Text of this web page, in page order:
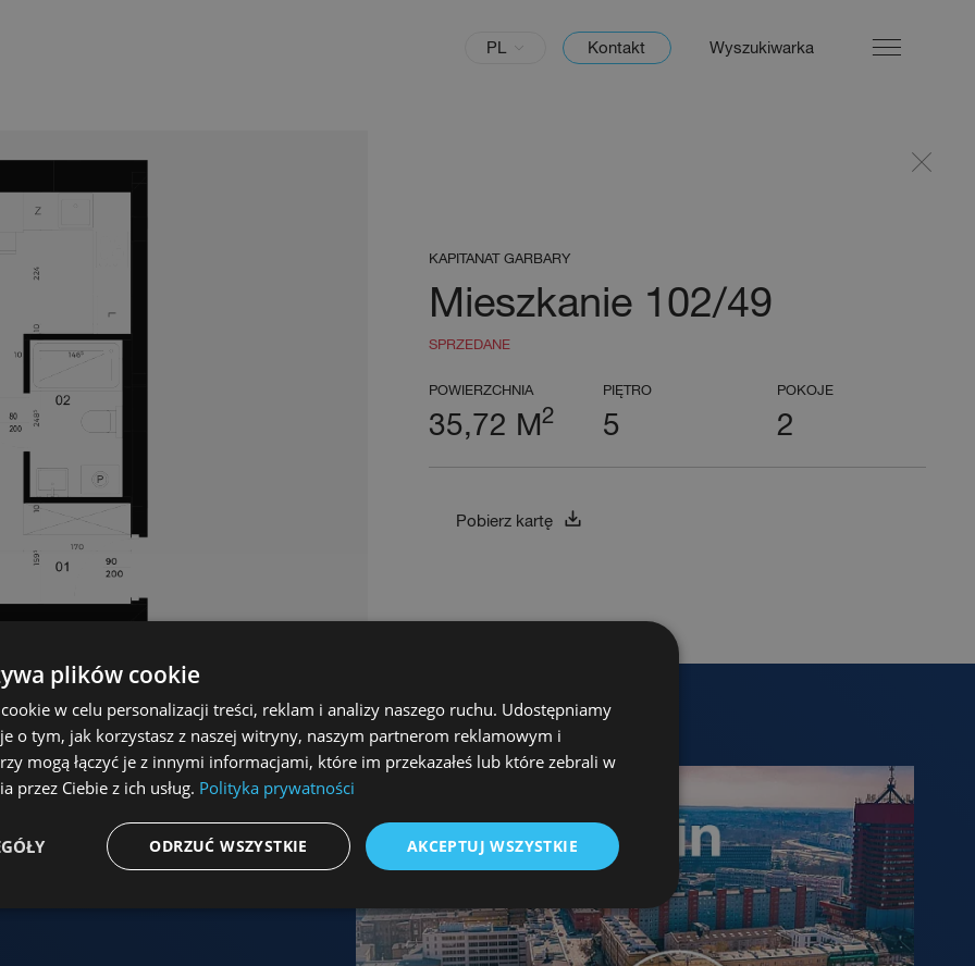
PL Kontakt Wyszukiwarka
KAPITANAT GARBARY
Mieszkanie 102/49
SPRZEDANE
POWIERZCHNIA
35,72 M2
PIĘTRO
5
POKOJE
2
Pobierz kartę
Izera Park
Świeradów-Zdrój, ul. Zakopiańska 23A
+48 61 671 18 05
plików cookie
w celu personalizacji treści, reklam i analizy naszego ruchu. Udostępniamy
o tym, jak korzystasz z naszej witryny, naszym partnerom reklamowym i
mogą łączyć je z innymi informacjami, które im przekazałeś lub które zebrali w
przez Ciebie z ich usług. Polityka prywatności
AKCEPTUJ WSZYSTKIE
ODRZUĆ WSZYSTKIE